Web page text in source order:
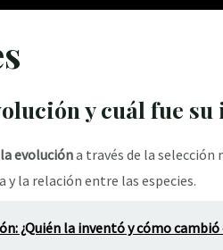
y cuál fue
evolucióna través de la
y la relación entre las especies.
¿Quién la inventó y cómo